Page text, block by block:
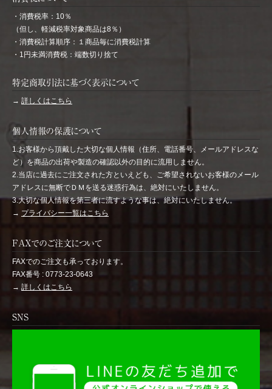
・消費税率：10％
（但し、軽減税率対象商品は8％）
・消費税計算順序：１商品毎に消費税計算
・1円未満消費税：端数切り捨て
特定商取引法に基づく表示について
→ 詳しくはこちら
個人情報の保護について
1.お客様から頂戴した大切な個人情報（住所、電話番号、メールアドレスな
ど）を商品の出荷や製造の確認以外の目的に流用しません。
2.当店に過去にご注文された方といえども、ご希望されないお客様のメール
アドレスに無断でＤＭを送る迷惑行為は、絶対にいたしません。
3.大切な個人情報を第三者に流すような事は、絶対にいたしません。
→ プライバシー一覧はこちら
FAXでのご注文について
FAXでのご注文も承っております。
FAX番号 : 0773-23-0643
→ 詳しくはこちら
SNS